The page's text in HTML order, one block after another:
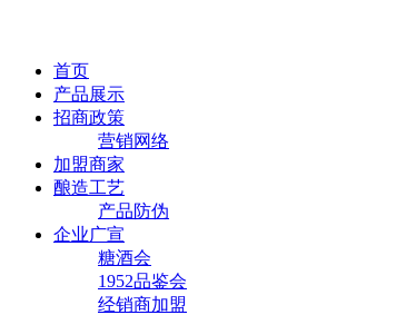
首页
产品展示
招商政策
营销网络
加盟商家
酿造工艺
产品防伪
企业广宣
糖酒会
1952品鉴会
经销商加盟